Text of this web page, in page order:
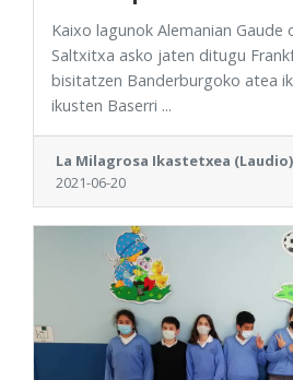
Kaixo lagunok Alemanian Gaude
Saltxitxa asko jaten ditugu
bisitatzen Banderburgoko atea
ikusten Baserri ...
La Milagrosa Ikastetxea (Laudio)
2021-06-20